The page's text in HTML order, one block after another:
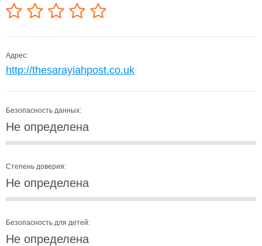
Адрес:
http://thesarayiahpost.co.uk
Безопасность данных:
Не определена
Степень доверия:
Не определена
Безопасность для детей:
Не определена